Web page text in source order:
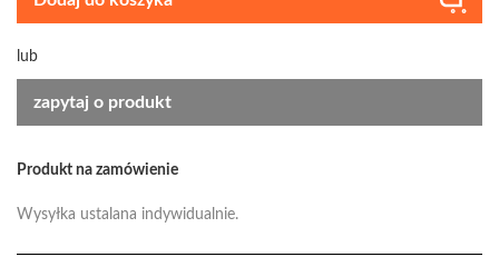
lub
zapytaj o produkt
Produkt na zamówienie
Wysyłka ustalana indywidualnie.